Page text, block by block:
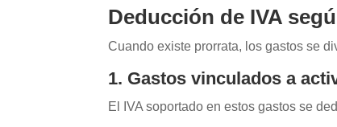
Deducción de IVA
Cuando existe prorrata, los gastos se
1. Gastos vinculados a act
El IVA soportado en estos gastos se